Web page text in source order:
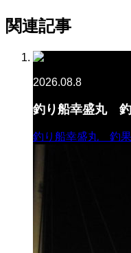
関連記事
2026.08.8
釣り船幸盛丸
釣り船幸盛丸 釣